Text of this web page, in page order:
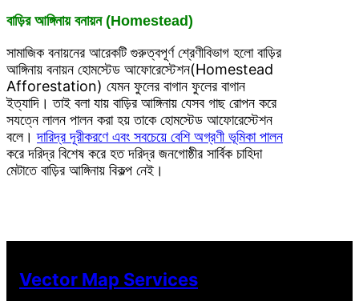
বাড়ির আঙ্গিনায় বনায়ন (Homestead)
সামাজিক বনায়নের আরেকটি গুরুত্বপূর্ণ শ্রেণীবিভাগ হলো বাড়ির
আঙ্গিনায় বনায়ন হোমস্টেড আফোরেস্টেশন(Homestead
Afforestation) যেমন ফুলের বাগান ফুলের বাগান
ইত্যাদি। তাই বলা যায় বাড়ির আঙ্গিনায় যেসব গাছ রোপন করে
সযত্নে লালন পালন করা হয় তাকে হোমস্টেড আফোরেস্টেশন
বলে।দারিদ্র দূরীকরণে এবং সবচেয়ে বেশি অগ্রণী ভূমিকা পালন
করে দরিদ্র বিশেষ করে হত দরিদ্র জনগোষ্ঠীর সার্বিক চাহিদা
মেটাতে বাড়ির আঙ্গিনায় বিকল্প নেই।
Vector Map Services